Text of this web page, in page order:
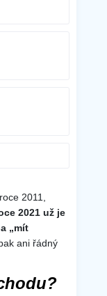
2011,
2021 už je
„mít
ani řádný